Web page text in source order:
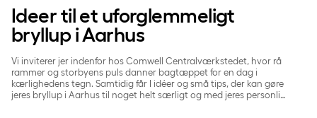
Ideer til et uforglemmeligt
bryllup i Aarhus
Vi inviterer jer indenfor hos Comwell Centralværkstedet, hvor rå
rammer og storbyens puls danner bagtæppet for en dag i
kærlighedens tegn. Samtidig får I idéer og små tips, der kan gøre
jeres bryllup i Aarhus til noget helt særligt og med jeres personlige